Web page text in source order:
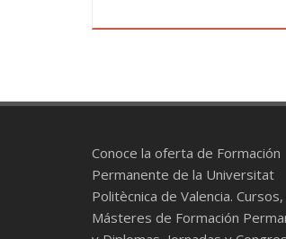
Conoce la oferta de Formación
Permanente de la Universitat
Politècnica de Valencia. Cursos,
Másteres de Formación